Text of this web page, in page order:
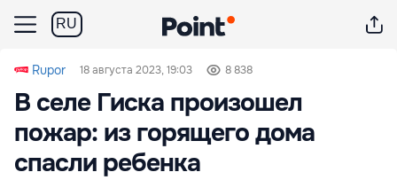
RU
Rupor 18 августа 2023, 19:03 8 838
В селе Гиска произошел
пожар: из горящего дома
спасли ребенка